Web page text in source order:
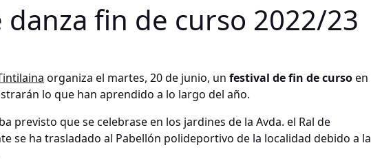
danza fin de curso 2022/23
organiza el martes, 20 de junio, un festival de fin de cursoen
lo que han aprendido a lo largo del año.
previsto que se celebrase en los jardines de la Avda. el Ral de
se ha trasladado al Pabellón polideportivo de la localidad debido a la